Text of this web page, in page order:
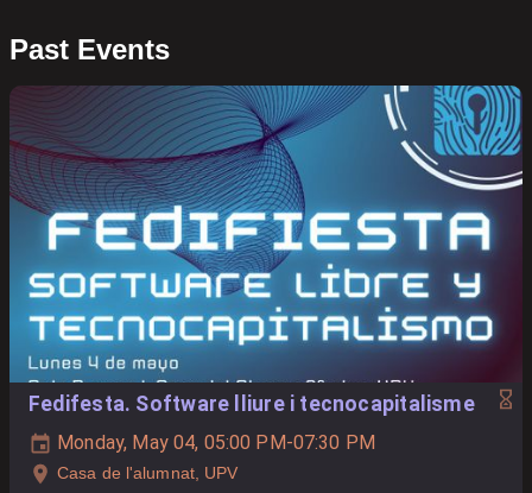
Past Events
Fedifesta. Software lliure i tecnocapitalisme
Monday, May 04, 05:00 PM-07:30 PM
Casa de l'alumnat, UPV